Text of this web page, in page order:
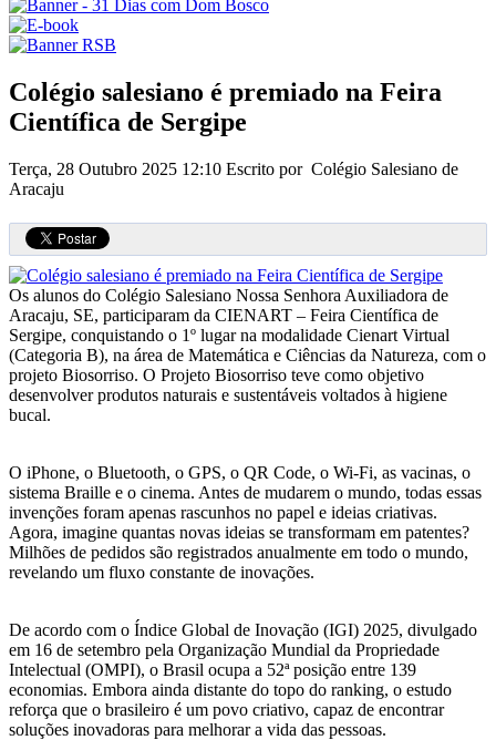
Colégio salesiano é premiado na Feira
Científica de Sergipe
Terça, 28 Outubro 2025 12:10 Escrito por Colégio Salesiano de
Aracaju
Os alunos do Colégio Salesiano Nossa Senhora Auxiliadora de
Aracaju, SE, participaram da CIENART – Feira Científica de
Sergipe, conquistando o 1º lugar na modalidade Cienart Virtual
(Categoria B), na área de Matemática e Ciências da Natureza, com o
projeto Biosorriso. O Projeto Biosorriso teve como objetivo
desenvolver produtos naturais e sustentáveis voltados à higiene
bucal.
O iPhone, o Bluetooth, o GPS, o QR Code, o Wi-Fi, as vacinas, o
sistema Braille e o cinema. Antes de mudarem o mundo, todas essas
invenções foram apenas rascunhos no papel e ideias criativas.
Agora, imagine quantas novas ideias se transformam em patentes?
Milhões de pedidos são registrados anualmente em todo o mundo,
revelando um fluxo constante de inovações.
De acordo com o Índice Global de Inovação (IGI) 2025, divulgado
em 16 de setembro pela Organização Mundial da Propriedade
Intelectual (OMPI), o Brasil ocupa a 52ª posição entre 139
economias. Embora ainda distante do topo do ranking, o estudo
reforça que o brasileiro é um povo criativo, capaz de encontrar
soluções inovadoras para melhorar a vida das pessoas.